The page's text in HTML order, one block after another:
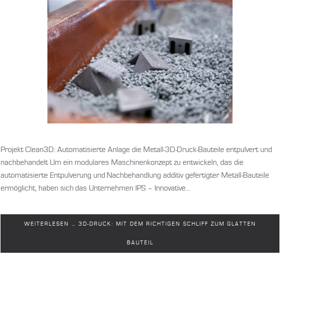
Projekt Clean3D: Automatisierte Anlage die Metall-3D-Druck-Bauteile entpulvert und
nachbehandelt Um ein modulares Maschinenkonzept zu entwickeln, das die
automatisierte Entpulverung und Nachbehandlung additiv gefertigter Metall-Bauteile
ermöglicht, haben sich das Unternehmen IPS – Innovative...
WEITERLESEN … 3D-DRUCK: MIT DEM RICHTIGEN SCHLIFF ZUM GLATTEN
BAUTEIL